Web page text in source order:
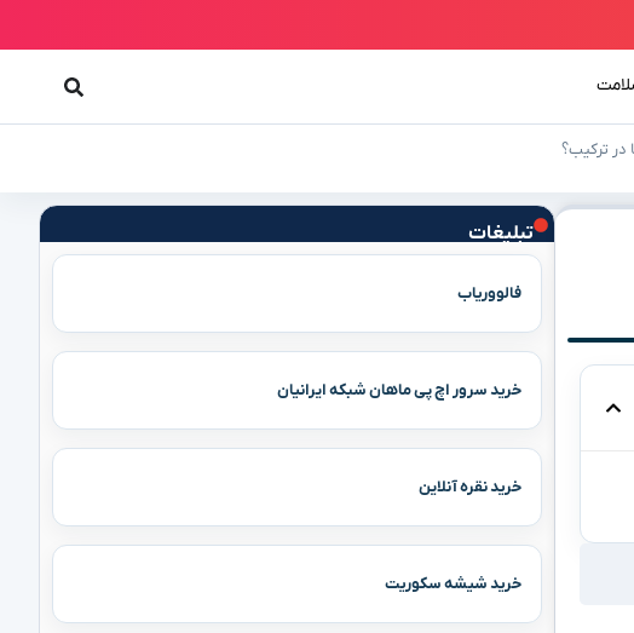
در ترکیب؟
تبلیغات
فالووریاب
خرید سرور اچ پی ماهان شبکه ایرانیان
خرید نقره آنلاین
خرید شیشه سکوریت